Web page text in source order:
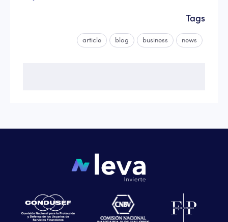
Tags
article blog business news